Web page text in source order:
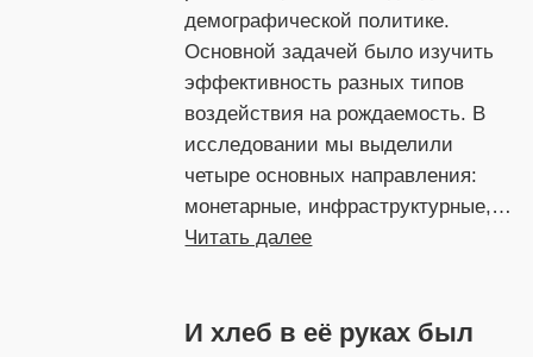
демографической политике.
Основной задачей было изучить
эффективность разных типов
воздействия на рождаемость. В
исследовании мы выделили
четыре основных направления:
монетарные, инфраструктурные,…
Читать далее:
принуждения
И хлеб в её руках был